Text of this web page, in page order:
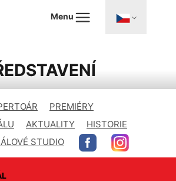
Menu
PREMIÉRY
AKTUALITY
HISTORIE
STUDIO